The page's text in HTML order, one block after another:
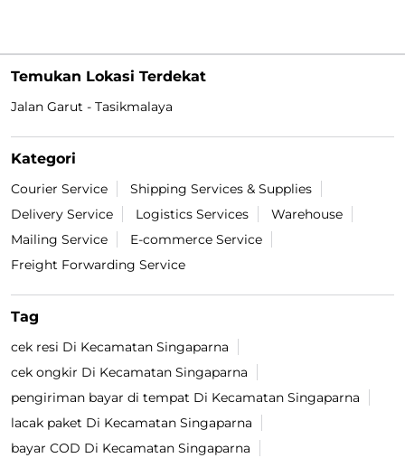
Temukan Lokasi Terdekat
Jalan Garut - Tasikmalaya
Kategori
Courier Service
Shipping Services & Supplies
Delivery Service
Logistics Services
Warehouse
Mailing Service
E-commerce Service
Freight Forwarding Service
Tag
cek resi Di Kecamatan Singaparna
cek ongkir Di Kecamatan Singaparna
pengiriman bayar di tempat Di Kecamatan Singaparna
lacak paket Di Kecamatan Singaparna
bayar COD Di Kecamatan Singaparna